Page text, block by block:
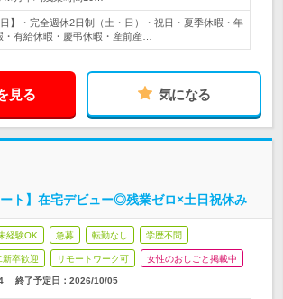
日】・完全週休2日制（土・日）・祝日・夏季休暇・年
・有給休暇・慶弔休暇・産前産…
見る 気になる
ート】在宅デビュー◎残業ゼロ×土日祝休み
経験OK 急募 転勤なし 学歴不問
新卒歓迎 リモートワーク可 女性のおしごと掲載中
終了予定日： 2026/10/05